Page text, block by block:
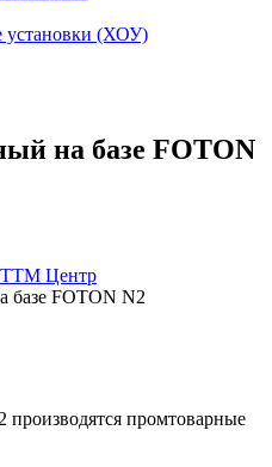
установки (ХОУ)
на базе FOTON
ТТМ Центр
базе FOTON N2
производятся промтоварные